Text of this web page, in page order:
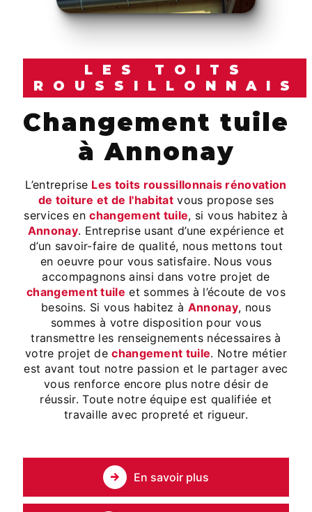
LES TOITS
ROUSSILLONNAIS
changement tuile
à Annonay
L’entreprise Les toits roussillonnais rénovation
de toiture et de l'habitatvous propose ses
services enchangement tuile, si vous habitez à
Annonay. Entreprise usant d’une expérience et
d’un savoir-faire de qualité, nous mettons tout
en oeuvre pour vous satisfaire. Nous vous
accompagnons ainsi dans votre projet de
changement tuile et sommes à l’écoute de vos
besoins. Si vous habitez à Annonay, nous
sommes à votre disposition pour vous
transmettre les renseignements nécessaires à
votre projet dechangement tuile. Notre métier
est avant tout notre passion et le partager avec
vous renforce encore plus notre désir de
réussir. Toute notre équipe est qualifiée et
travaille avec propreté et rigueur.
En savoir plus